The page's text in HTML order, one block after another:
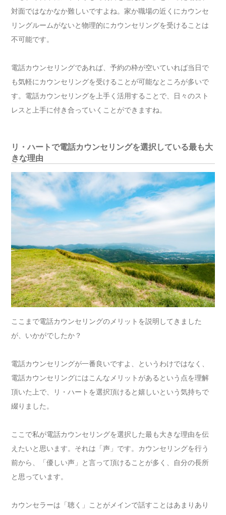
対面ではなかなか難しいですよね。家か職場の近くにカウンセ
リングルームがないと物理的にカウンセリングを受けることは
不可能です。
電話カウンセリングであれば、予約の枠が空いていれば当日で
も気軽にカウンセリングを受けることが可能なところが多いで
す。電話カウンセリングを上手く活用することで、日々のスト
レスと上手に付き合っていくことができますね。
リ・ハートで電話カウンセリングを選択している最も大
きな理由
ここまで電話カウンセリングのメリットを説明してきました
が、いかがでしたか？
電話カウンセリングが一番良いですよ、というわけではなく、
電話カウンセリングにはこんなメリットがあるという点を理解
頂いた上で、リ・ハートを選択頂けると嬉しいという気持ちで
綴りました。
ここで私が電話カウンセリングを選択した最も大きな理由を伝
えたいと思います。それは「声」です。カウンセリングを行う
前から、「優しい声」と言って頂けることが多く、自分の長所
と思っています。
カウンセラーは「聴く」ことがメインで話すことはあまりあり